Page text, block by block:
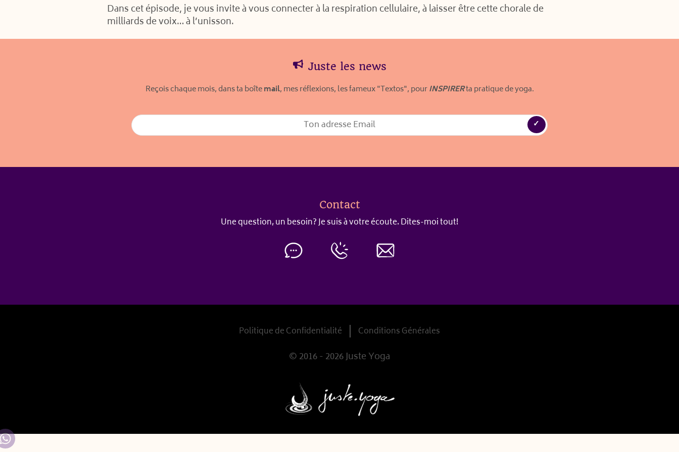
RSS FEED
LINK
EMBED
Dans cet épisode, je vous invite à vous connecter à la respiration cellulaire, à laisser être cette chorale de
milliards de voix… à l’unisson.
Juste les news
Reçois chaque mois, dans ta boîtemail, mes réflexions, les fameux "Textos", pourINSPIRERta pratique de yoga.
Contact
Une question, un besoin? Je suis à votre écoute. Dites-moi tout!
Politique de Confidentialité Conditions Générales
© 2016 - 2026 Juste Yoga